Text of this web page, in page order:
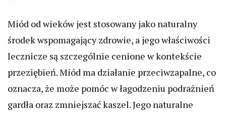
Miód od wieków jest stosowany jako naturalny
środek wspomagający zdrowie, a jego właściwości
lecznicze są szczególnie cenione w kontekście
przeziębień. Miód ma działanie przeciwzapalne, co
oznacza, że może pomóc w łagodzeniu podrażnień
gardła oraz zmniejszać kaszel. Jego naturalne